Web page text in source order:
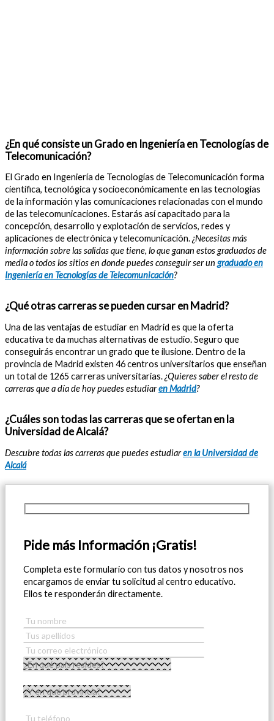
¿En qué consiste un Grado en Ingeniería en Tecnologías de
Telecomunicación?
El Grado en Ingeniería de Tecnologías de Telecomunicación forma
científica, tecnológica y socioeconómicamente en las tecnologías
de la información y las comunicaciones relacionadas con el mundo
de las telecomunicaciones. Estarás así capacitado para la
concepción, desarrollo y explotación de servicios, redes y
aplicaciones de electrónica y telecomunicación.¿Necesitas más
información sobre las salidas que tiene, lo que ganan estos graduados de
media o todos los sitios en donde puedes conseguir ser un graduado en
Ingeniería en Tecnologías de Telecomunicación?
¿Qué otras carreras se pueden cursar en Madrid?
Una de las ventajas de estudiar en Madrid es que la oferta
educativa te da muchas alternativas de estudio. Seguro que
conseguirás encontrar un grado que te ilusione. Dentro de la
provincia de Madrid existen 46 centros universitarios que enseñan
un total de 1265 carreras universitarias.¿Quieres saber el resto de
carreras que a día de hoy puedes estudiaren Madrid?
¿Cuáles son todas las carreras que se ofertan en la
Universidad de Alcalá?
Descubre todas las carreras que puedes estudiaren la Universidad de
Alcalá
Pide más Información ¡Gratis!
Completa este formulario con tus datos y nosotros nos
encargamos de enviar tu solicitud al centro educativo.
Ellos te responderán directamente.